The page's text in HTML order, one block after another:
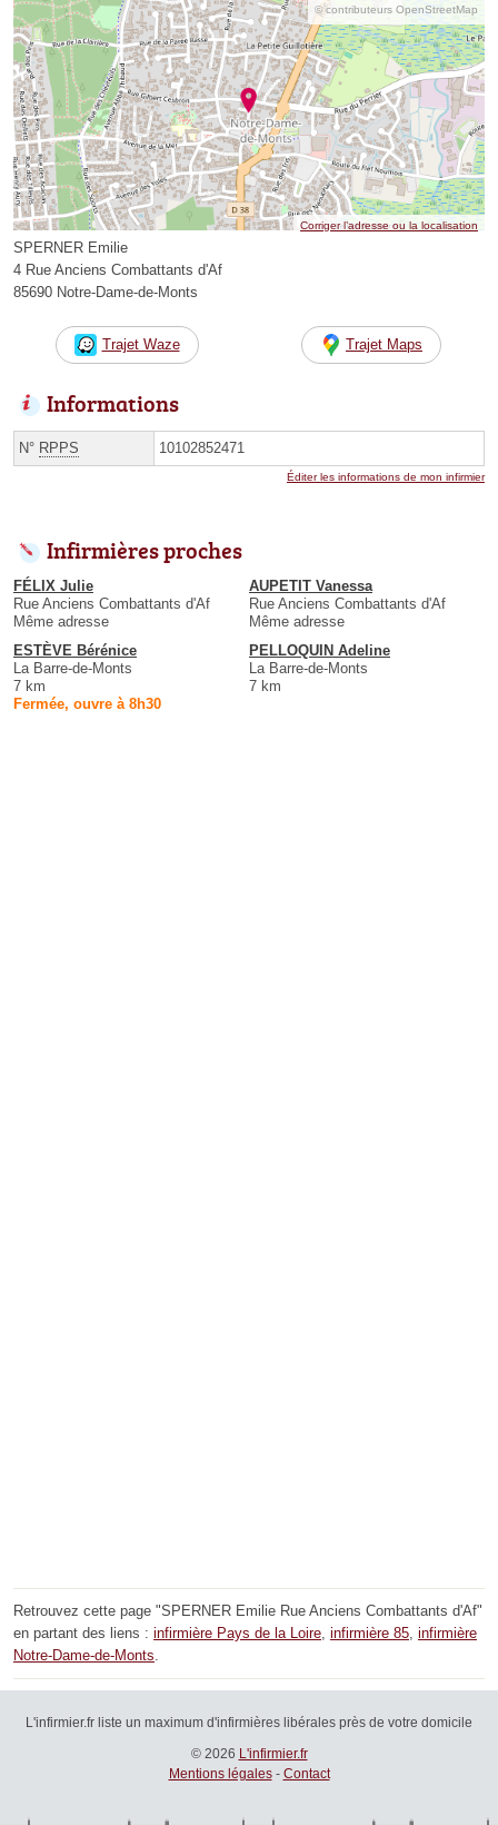
© contributeurs OpenStreetMap
Corriger l’adresse ou la localisation
SPERNER Emilie
4 Rue Anciens Combattants d'Af
85690 Notre-Dame-de-Monts
Trajet Waze Trajet Maps
Informations
N° RPPS 10102852471
Éditer les informations de mon infirmier
Infirmières proches
FÉLIX Julie
Rue Anciens Combattants d'Af
Même adresse
AUPETIT Vanessa
Rue Anciens Combattants d'Af
Même adresse
ESTÈVE Bérénice
La Barre-de-Monts
7 km
Fermée, ouvre à 8h30
PELLOQUIN Adeline
La Barre-de-Monts
7 km
Retrouvez cette page "SPERNER Emilie Rue Anciens Combattants d'Af"
en partant des liens : infirmière Pays de la Loire infirmière 85 infirmière
Notre-Dame-de-Monts
L'infirmier.fr liste un maximum d'infirmières libérales près de votre domicile
© 2026 L'infirmier.fr
Mentions légales- Contact